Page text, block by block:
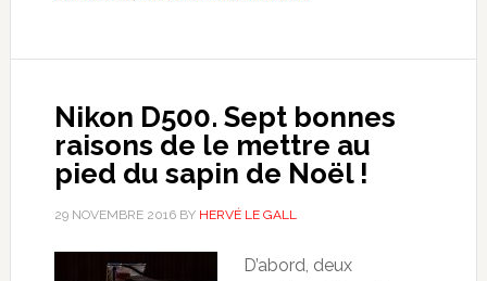
Nikon D500. Sept bonnes
raisons de le mettre au
pied du sapin de Noël !
29 NOVEMBRE 2016BY HERVÉ LE GALL
D’abord, deux